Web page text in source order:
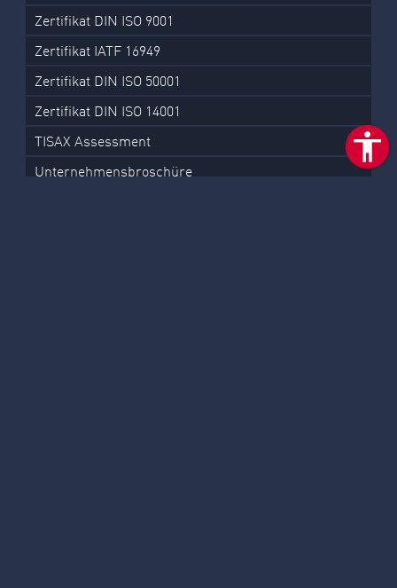
Zertifikat DIN ISO 9001
Zertifikat IATF 16949
Zertifikat DIN ISO 50001
Zertifikat DIN ISO 14001
TISAX Assessment
Unternehmensbroschüre